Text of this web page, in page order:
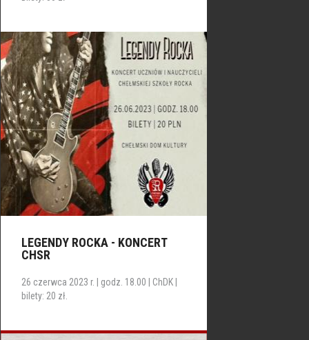
LEGENDY ROCKA - KONCERT
CHSR
26 czerwca 2023 r. | godz. 18.00 | ChDK |
bilety: 20 zł.